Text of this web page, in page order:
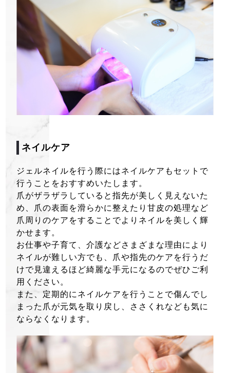
ネイルケア
ジェルネイルを行う際にはネイルケアもセットで
行うことをおすすめいたします。
爪がザラザラしていると指先が美しく見えないた
め、爪の表面を滑らかに整えたり甘皮の処理など
爪周りのケアをすることでよりネイルを美しく輝
かせます。
お仕事や子育て、介護などさまざまな理由により
ネイルが難しい方でも、爪や指先のケアを行うだ
けで見違えるほど綺麗な手元になるのでぜひご利
用ください。
また、定期的にネイルケアを行うことで傷んでし
まった爪が元気を取り戻し、ささくれなども気に
ならなくなります。